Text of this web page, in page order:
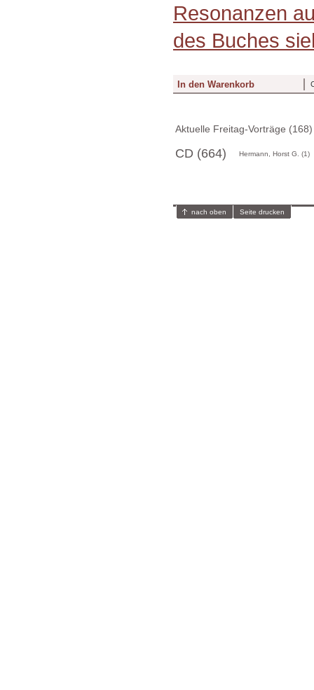
Resonanzen
des Buches
Aktuelle Freitag-Vorträge (168)
CD (664) Hermann, Horst G. (1)
nach oben Seite drucken